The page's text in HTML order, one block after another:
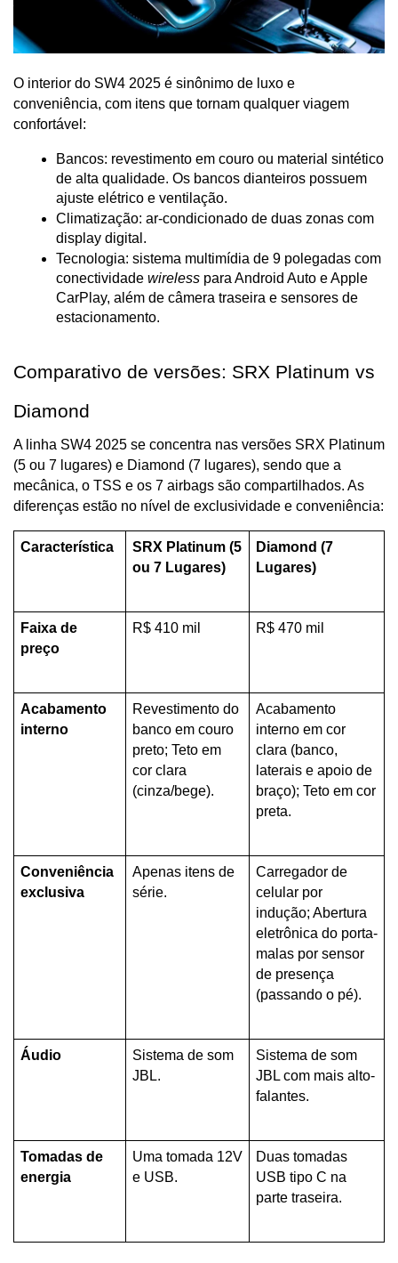
O interior do SW4 2025 é sinônimo de luxo e
conveniência, com itens que tornam qualquer viagem
confortável:
Bancos: revestimento em couro ou material sintético
de alta qualidade. Os bancos dianteiros possuem
ajuste elétrico e ventilação.
Climatização: ar-condicionado de duas zonas com
display digital.
Tecnologia: sistema multimídia de 9 polegadas com
conectividade wireless para Android Auto e Apple
CarPlay, além de câmera traseira e sensores de
estacionamento.
Comparativo de versões: SRX Platinum vs
Diamond
A linha SW4 2025 se concentra nas versões SRX Platinum
(5 ou 7 lugares) e Diamond (7 lugares), sendo que a
mecânica, o TSS e os 7 airbags são compartilhados. As
diferenças estão no nível de exclusividade e conveniência:
Característica
SRX Platinum (5
ou 7 Lugares)
Diamond (7
Lugares)
Faixa de
preço
R$ 410 mil R$ 470 mil
Acabamento
interno
Revestimento do
banco em couro
preto; Teto em
cor clara
(cinza/bege).
Acabamento
interno em cor
clara (banco,
laterais e apoio de
braço); Teto em cor
preta.
Conveniência
exclusiva
Apenas itens de
série.
Carregador de
celular por
indução; Abertura
eletrônica do porta-
malas por sensor
de presença
(passando o pé).
Áudio
Sistema de som
JBL.
Sistema de som
JBL com mais alto-
falantes.
Tomadas de
energia
Uma tomada 12V
e USB.
Duas tomadas
USB tipo C na
parte traseira.